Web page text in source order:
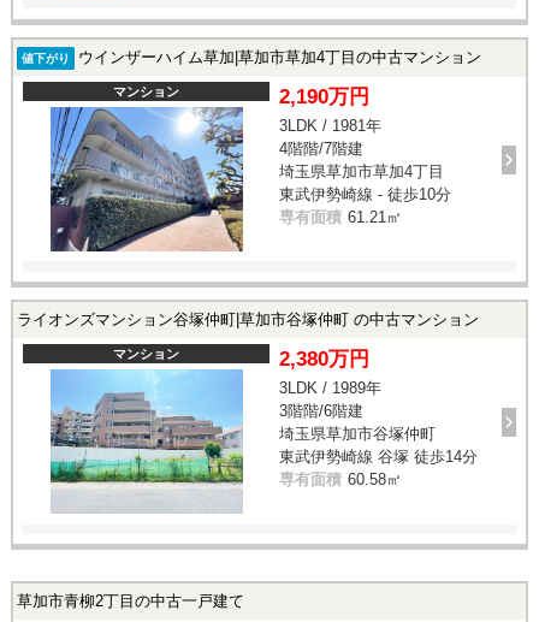
値下がり ウインザーハイム草加|草加市草加4丁目の中古マンション
マンション 2,190万円
3LDK / 1981年
4階階/7階建
埼玉県草加市草加4丁目
東武伊勢崎線 - 徒歩10分
専有面積 61.21㎡
ライオンズマンション谷塚仲町|草加市谷塚仲町 の中古マンション
マンション 2,380万円
3LDK / 1989年
3階階/6階建
埼玉県草加市谷塚仲町
東武伊勢崎線 谷塚 徒歩14分
専有面積 60.58㎡
草加市青柳2丁目の中古一戸建て